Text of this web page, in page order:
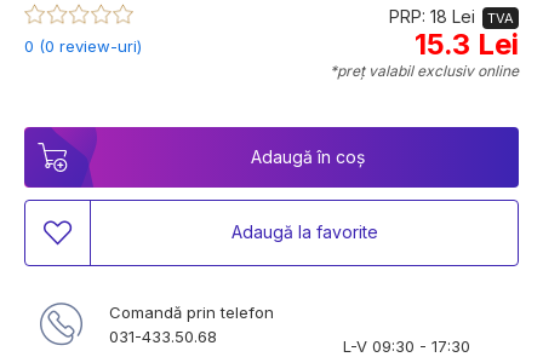
0 (0 review-uri)
PRP: 18 Lei TVA
15.3 Lei
*preț valabil exclusiv online
Adaugă în coș
Adaugă la favorite
Comandă prin telefon
031-433.50.68
L-V 09:30 - 17:30